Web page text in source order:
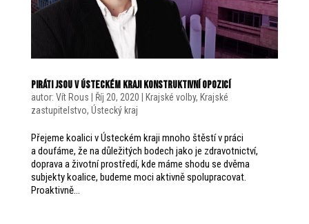
Piráti jsou v Ústeckém kraji konstruktivní opozicí
autor: Vít Rous Říj 20, 2020 Krajské volby, Krajské
zastupitelstvo, Ústecký kraj
Přejeme koalici v Ústeckém kraji mnoho štěstí v práci
a doufáme, že na důležitých bodech jako je zdravotnictví,
doprava a životní prostředí, kde máme shodu se dvěma
subjekty koalice, budeme moci aktivně spolupracovat.
Proaktivně...